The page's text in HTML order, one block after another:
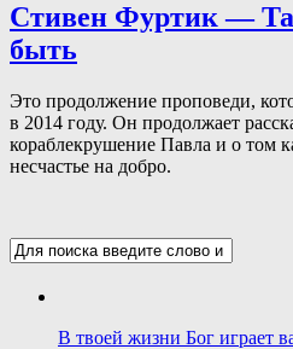
Стивен Фуртик —
быть
Это продолжение проповеди,
в 2014 году. Он продолжает
кораблекрушение Павла и о том
несчастье на добро.
В твоей жизни Бог играет